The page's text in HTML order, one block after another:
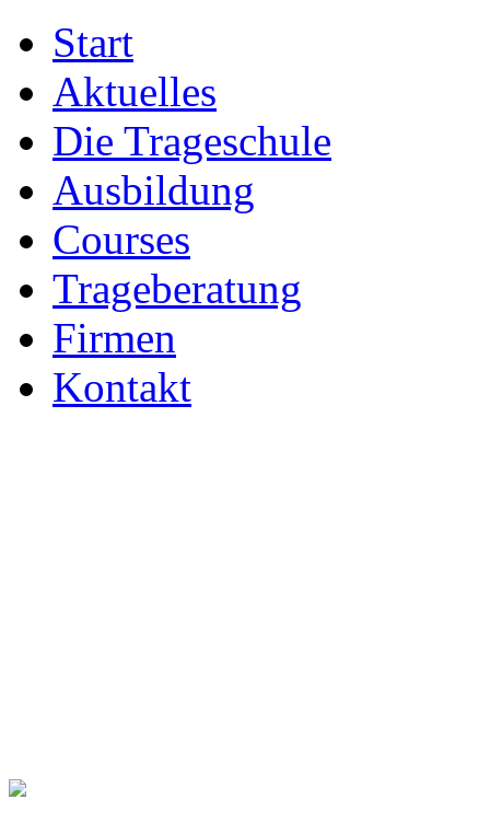
Start
Aktuelles
Die Trageschule
Ausbildung
Courses
Trageberatung
Firmen
Kontakt